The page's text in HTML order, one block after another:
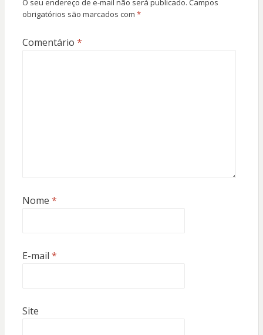
O seu endereço de e-mail não será publicado. Campos
obrigatórios são marcados com *
Comentário *
Nome *
E-mail *
Site